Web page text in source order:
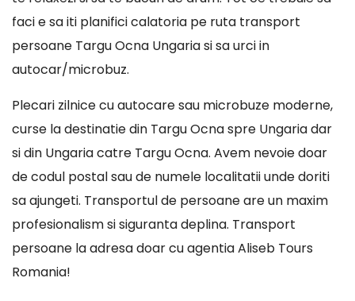
faci e sa iti planifici calatoria pe ruta transport
persoane Targu Ocna Ungaria si sa urci in
autocar/microbuz.
Plecari zilnice cu autocare sau microbuze moderne,
curse la destinatie din Targu Ocna spre Ungaria dar
si din Ungaria catre Targu Ocna. Avem nevoie doar
de codul postal sau de numele localitatii unde doriti
sa ajungeti. Transportul de persoane are un maxim
profesionalism si siguranta deplina. Transport
persoane la adresa doar cu agentia Aliseb Tours
Romania!